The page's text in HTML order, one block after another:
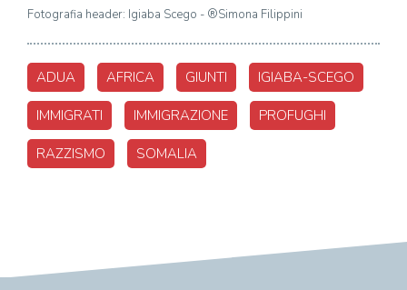
Fotografia header: Igiaba Scego - ®Simona Filippini
ADUA AFRICA GIUNTI IGIABA-SCEGO
IMMIGRATI IMMIGRAZIONE PROFUGHI
RAZZISMO SOMALIA